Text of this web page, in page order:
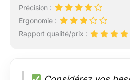
Précision :
Ergonomie :
Rapport qualité/prix :